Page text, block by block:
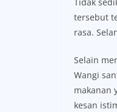
tersebut
rasa.
Selain
Wangi
makanan
kesan